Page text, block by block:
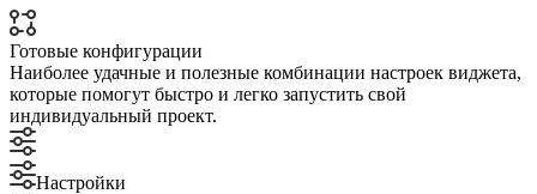
Готовые конфигурации
Наиболее удачные и полезные комбинации настроек виджета,
которые помогут быстро и легко запустить свой
индивидуальный проект.
Настройки